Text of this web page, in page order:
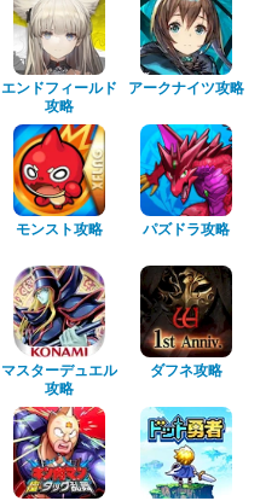
エンドフィールド
攻略
アークナイツ攻略
モンスト攻略 パズドラ攻略
マスターデュエル
攻略
ダフネ攻略